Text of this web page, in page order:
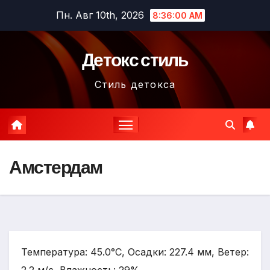
содержимому
Пн. Авг 10th, 2026 8:36:01 AM
Детокс стиль
Стиль детокса
Амстердам
Температура: 45.0°C, Осадки: 227.4 мм, Ветер: